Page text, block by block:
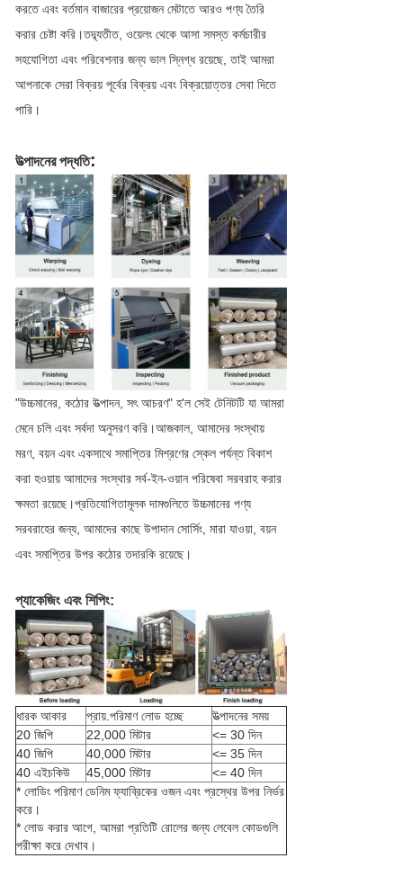
করতে এবং বর্তমান বাজারের প্রয়োজন মেটাতে আরও পণ্য তৈরি
করার চেষ্টা করি।তদ্ব্যতীত, ওয়েলং থেকে আসা সমস্ত কর্মচারীর
সহযোগিতা এবং পরিবেশনার জন্য ভাল স্নিগ্ধ রয়েছে, তাই আমরা
আপনাকে সেরা বিক্রয় পূর্বের বিক্রয় এবং বিক্রয়োত্তর সেবা দিতে
পারি।
উত্পাদনের পদ্ধতি:
"উচ্চমানের, কঠোর উত্পাদন, সৎ আচরণ" হ'ল সেই টেনিটটি যা আমরা
মেনে চলি এবং সর্বদা অনুসরণ করি।আজকাল, আমাদের সংস্থায়
মরণ, বয়ন এবং একসাথে সমাপ্তির মিশ্রণের স্কেল পর্যন্ত বিকাশ
করা হওয়ায় আমাদের সংস্থার সর্ব-ইন-ওয়ান পরিষেবা সরবরাহ করার
ক্ষমতা রয়েছে।প্রতিযোগিতামূলক দামগুলিতে উচ্চমানের পণ্য
সরবরাহের জন্য, আমাদের কাছে উপাদান সোর্সিং, মারা যাওয়া, বয়ন
এবং সমাপ্তির উপর কঠোর তদারকি রয়েছে।
প্যাকেজিং এবং শিপিং:
ধারক আকার প্রায়.পরিমাণ লোড হচ্ছে
উত্পাদনের সময়
20 জিপি
22,000 মিটার
<= 30 দিন
40 জিপি
40,000 মিটার
<= 35 দিন
40 এইচকিউ
45,000 মিটার
<= 40 দিন
* লোডিং পরিমাণ ডেনিম ফ্যাব্রিকের ওজন এবং প্রস্থের উপর নির্ভর
করে।
* লোড করার আগে, আমরা প্রতিটি রোলের জন্য লেবেল কোডগুলি
পরীক্ষা করে দেখাব।